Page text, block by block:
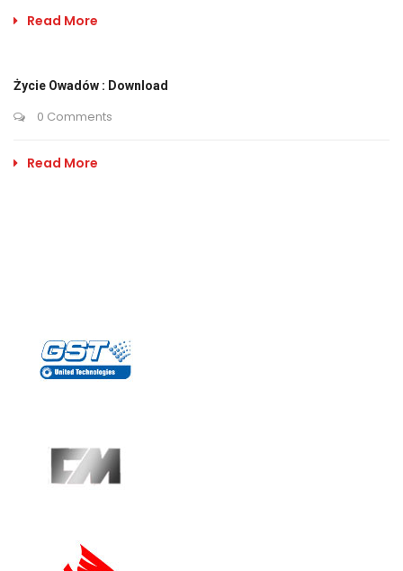
Read More
Życie Owadów : Download
0 Comments
Read More